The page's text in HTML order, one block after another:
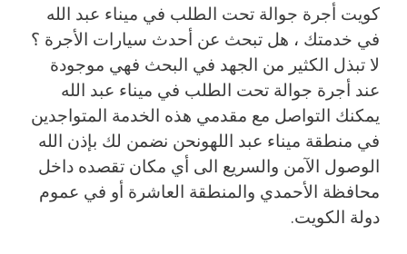
كويت أجرة جوالة تحت الطلب في ميناء عبد الله
في خدمتك ، هل تبحث عن أحدث سيارات الأجرة ؟
لا تبذل الكثير من الجهد في البحث فهي موجودة
عند أجرة جوالة تحت الطلب في ميناء عبد الله
يمكنك التواصل مع مقدمي هذه الخدمة المتواجدين
في منطقة ميناء عبد اللهونحن نضمن لك بإذن الله
الوصول الآمن والسريع الى أي مكان تقصده داخل
محافظة الأحمدي والمنطقة العاشرة أو في عموم
دولة الكويت.